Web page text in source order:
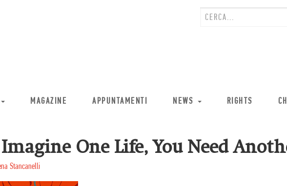
MAGAZINE APPUNTAMENTI NEWS RIGHTS
One Life, You Need
Stancanelli